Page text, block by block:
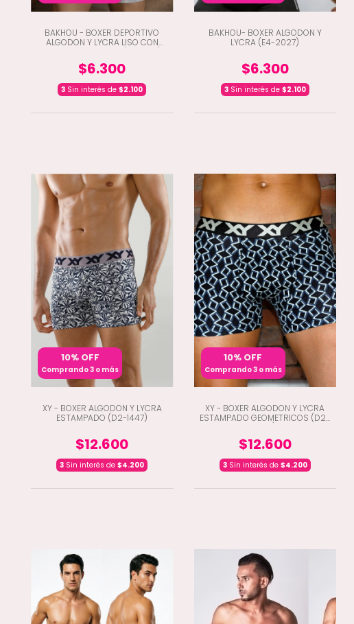
BAKHOU - BOXER DEPORTIVO
ALGODON Y LYCRA LISO CON
$6.300
3 Sin interés de$2.100
BAKHOU- BOXER ALGODON Y
LYCRA (E4-2027)
$6.300
3Sin interés de $2.100
10% OFF
Comprando 3 o más
XY - BOXER ALGODON Y LYCRA
ESTAMPADO (D2-1447)
$12.600
3 Sin interés de$4.200
10% OFF
Comprando 3 o más
XY - BOXER ALGODON Y LYCRA
ESTAMPADO GEOMETRICOS (D2-
$12.600
3Sin interés de $4.200